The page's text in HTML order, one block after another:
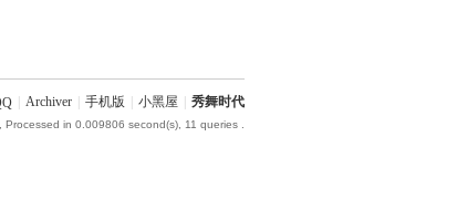
Archiver 手机版 小黑屋 秀舞时代
, Processed in 0.009806 second(s), 11 queries .